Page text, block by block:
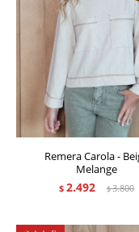
Remera Carola -
Melange
$ 2.492 $3.800